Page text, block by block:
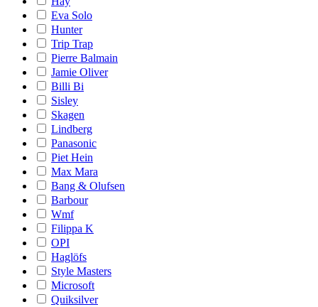
Eva Solo
Hunter
Trip Trap
Pierre Balmain
Jamie Oliver
Billi Bi
Sisley
Skagen
Lindberg
Panasonic
Piet Hein
Max Mara
Bang & Olufsen
Barbour
Wmf
Filippa K
OPI
Haglöfs
Style Masters
Microsoft
Quiksilver